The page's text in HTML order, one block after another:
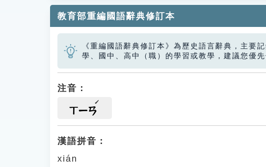
教育部重編國語辭典修訂本
《重編國語辭典修訂本》為歷史語言辭典，主要
學、國中、高中（職）的學習或教學，建議您優
注音：
ㄒㄧㄢ
漢語拼音：
xián